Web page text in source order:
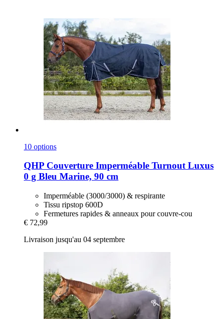
10 options
QHP Couverture Imperméable Turnout Luxus
0 g Bleu Marine, 90 cm
Imperméable (3000/3000) & respirante
Tissu ripstop 600D
Fermetures rapides & anneaux pour couvre-cou
€ 72,99
Livraison jusqu'au 04 septembre